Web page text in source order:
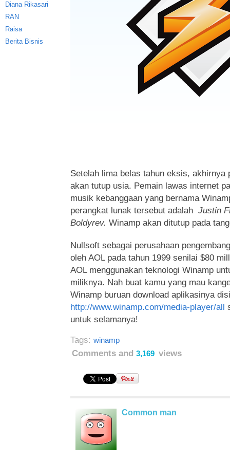
Diana Rikasari
RAN
Raisa
Berita Bisnis
Setelah lima belas tahun eksis, akhirnya
akan tutup usia. Pemain lawas internet
musik kebanggaan yang bernama
perangkat lunak tersebut adalah Justin
Boldyrev. Winamp akan ditutup pada
Nullsoft sebagai perusahaan
oleh AOL pada tahun 1999 senilai $80
AOL menggunakan teknologi Winamp
miliknya. Nah buat kamu yang mau
Winamp buruan download aplikasinya
http://www.winamp.com/media-player/all
untuk selamanya!
Tags: winamp
Comments and 3,169 views
Common man